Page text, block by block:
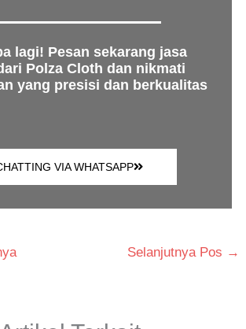
lagi! Pesan sekarang jasa
Polza Cloth dan nikmati
yang presisi dan berkualitas
VIA WHATSAPP
Selanjutnya Pos →